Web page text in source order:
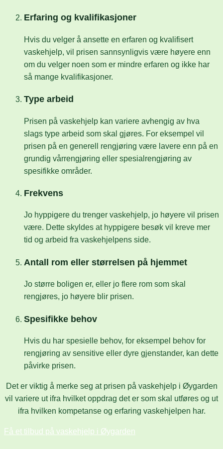
Erfaring og kvalifikasjoner
Hvis du velger å ansette en erfaren og kvalifisert
vaskehjelp, vil prisen sannsynligvis være høyere enn
om du velger noen som er mindre erfaren og ikke har
så mange kvalifikasjoner.
Type arbeid
Prisen på vaskehjelp kan variere avhengig av hva
slags type arbeid som skal gjøres. For eksempel vil
prisen på en generell rengjøring være lavere enn på en
grundig vårrengjøring eller spesialrengjøring av
spesifikke områder.
Frekvens
Jo hyppigere du trenger vaskehjelp, jo høyere vil prisen
være. Dette skyldes at hyppigere besøk vil kreve mer
tid og arbeid fra vaskehjelpens side.
Antall rom eller størrelsen på hjemmet
Jo større boligen er, eller jo flere rom som skal
rengjøres, jo høyere blir prisen.
Spesifikke behov
Hvis du har spesielle behov, for eksempel behov for
rengjøring av sensitive eller dyre gjenstander, kan dette
påvirke prisen.
Det er viktig å merke seg at prisen på vaskehjelp i Øygarden
vil variere ut ifra hvilket oppdrag det er som skal utføres og ut
ifra hvilken kompetanse og erfaring vaskehjelpen har.
Få et tilbud på vaskehjelp i Øygarden